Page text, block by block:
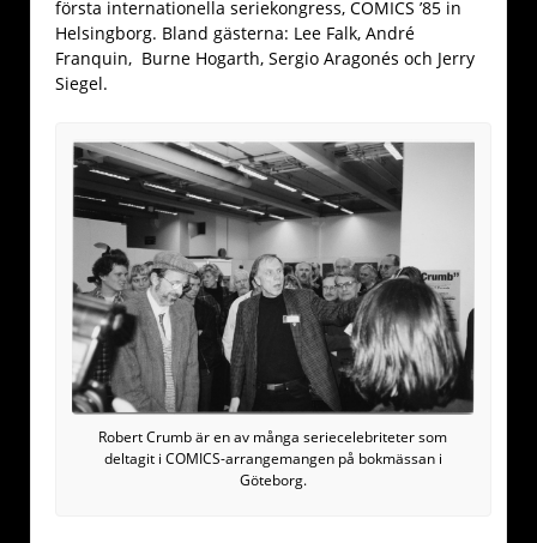
första internationella seriekongress, COMICS ’85 in
Helsingborg. Bland gästerna: Lee Falk, André
Franquin, Burne Hogarth, Sergio Aragonés och Jerry
Siegel.
Robert Crumb är en av många seriecelebriteter som
deltagit i COMICS-arrangemangen på bokmässan i
Göteborg.